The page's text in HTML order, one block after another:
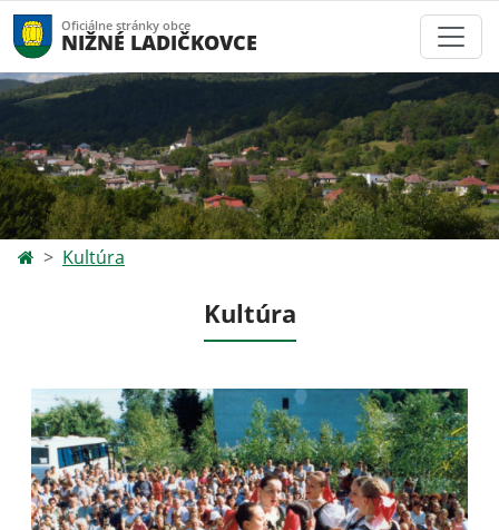
Oficiálne stránky obce
NIŽNÉ LADIČKOVCE
Kultúra
Kultúra